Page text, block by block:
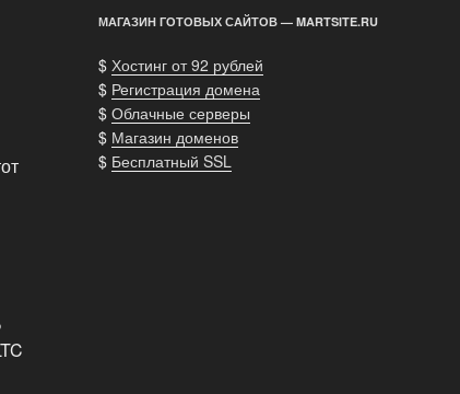
МАГАЗИН ГОТОВЫХ САЙТОВ — MARTSITE.RU
$ Хостинг от 92 рублей
$ Регистрация домена
$ Облачные серверы
$ Магазин доменов
$ Бесплатный SSL